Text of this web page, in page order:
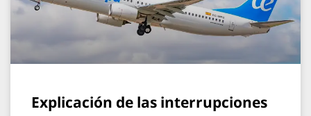
Explicación de las interrupciones